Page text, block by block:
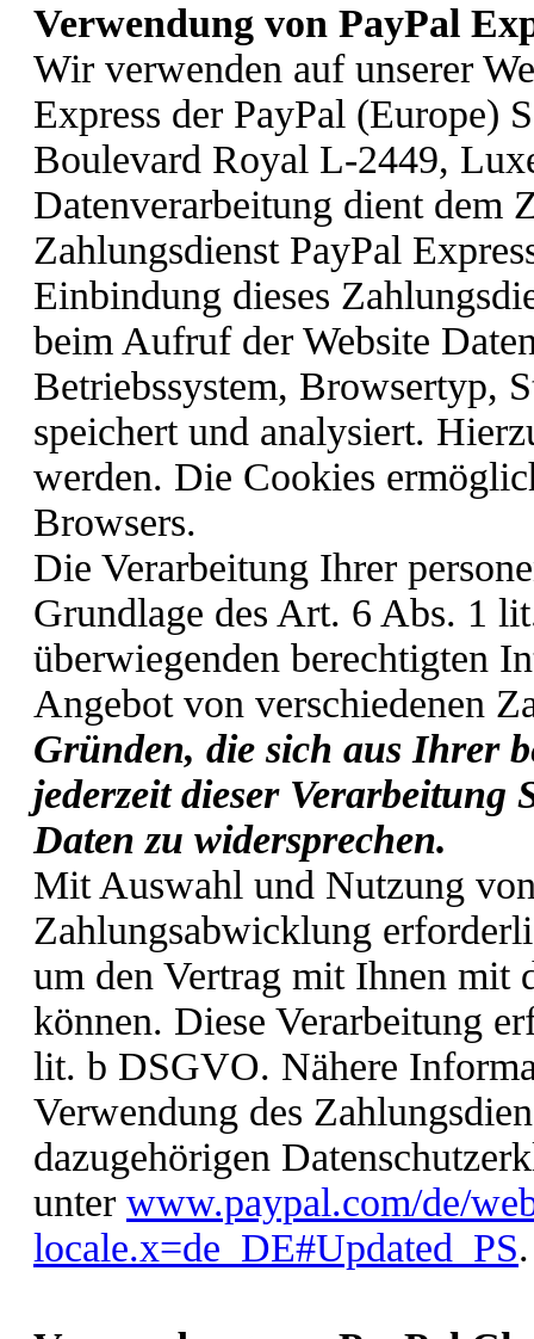
Verwendung von PayPal
Wir verwenden auf unserer
Express der PayPal (Europe)
Boulevard Royal L-2449,
Datenverarbeitung dient dem
Zahlungsdienst PayPal
Einbindung dieses
beim Aufruf der Website
Betriebssystem, Browsertyp,
speichert und analysiert.
werden. Die Cookies
Browsers.
Die Verarbeitung Ihrer
Grundlage des Art. 6 Abs. 1
überwiegenden berechtigten
Angebot von verschiedenen
Gründen, die sich aus Ihrer
jederzeit dieser Verarbeitung
Daten zu widersprechen.
Mit Auswahl und Nutzung
Zahlungsabwicklung
um den Vertrag mit Ihnen mit
können. Diese Verarbeitung
lit. b DSGVO. Nähere
Verwendung des
dazugehörigen
unter www.paypal.com/de/
locale.x=de_DE#Updated_PS.